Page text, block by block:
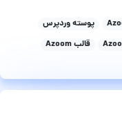
پوسته وردپرس
قالب Azoom